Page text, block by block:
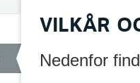
VILKÅR
Nedenfor